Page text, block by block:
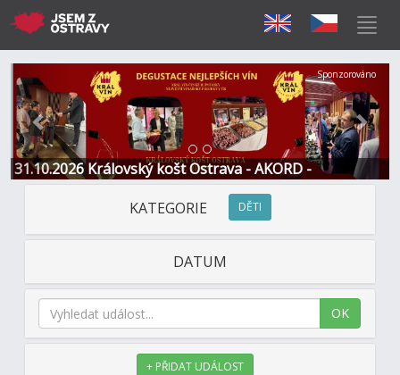
31.10.2026 Královský košt Ostrava - AKORD -
Restaurace a Hotel
Předchozí Další
Sponzorováno
KATEGORIE DĚTI
DATUM
OK
+ PŘIDAT UDÁLOST